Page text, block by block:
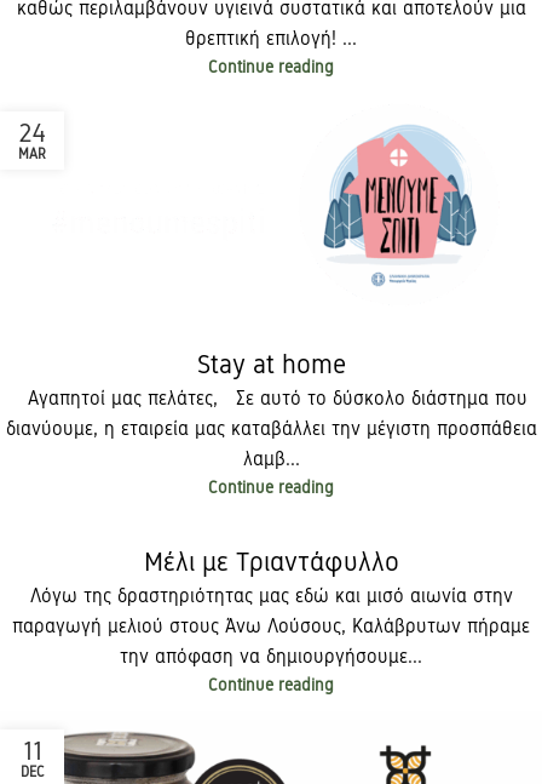
καθώς περιλαμβάνουν υγιεινά συστατικά και αποτελούν μια
θρεπτική επιλογή!​ ...
Continue reading
24
MAR
Stay at home
Αγαπητοί μας πελάτες, Σε αυτό το δύσκολο διάστημα που
διανύουμε, η εταιρεία μας καταβάλλει την μέγιστη προσπάθεια
λαμβ...
Continue reading
Μέλι με Τριαντάφυλλο
Λόγω της δραστηριότητας μας εδώ και μισό αιωνία στην
παραγωγή μελιού στους Άνω Λούσους, Καλάβρυτων πήραμε
την απόφαση να δημιουργήσουμε...
Continue reading
11
DEC